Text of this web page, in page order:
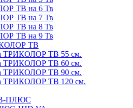
ТВ на 6 Тв
ТВ на 7 Тв
ТВ на 8 Тв
ТВ на 9 Тв
ТВ
ТРИКОЛОР ТВ 55 см.
ТРИКОЛОР ТВ 60 см.
ТРИКОЛОР ТВ 90 см.
ТРИКОЛОР ТВ 120 см.
ПЛЮС